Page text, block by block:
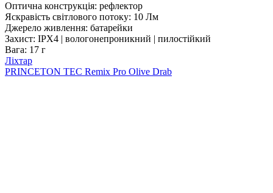
Оптична конструкція: рефлектор
Яскравість світлового потоку: 10 Лм
Джерело живлення: батарейки
Захист: IPX4 | вологонепроникний | пилостійкий
Вага: 17 г
Ліхтар
PRINCETON TEC Remix Pro Olive Drab